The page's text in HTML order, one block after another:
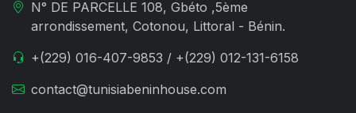
N° DE PARCELLE 108, Gbéto ,5ème
arrondissement, Cotonou, Littoral - Bénin.
+(229) 016-407-9853 / +(229) 012-131-6158
contact@tunisiabeninhouse.com